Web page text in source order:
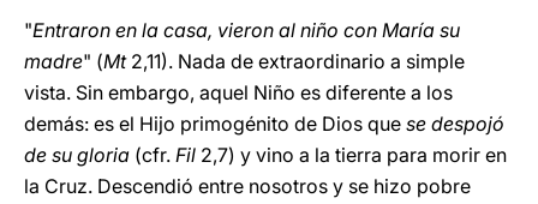
"Entraron en la casa, vieron al niño con María su
madre" (Mt2,11). Nada de extraordinario a simple
vista. Sin embargo, aquel Niño es diferente a los
demás: es el Hijo primogénito de Dios que se despojó
de su gloria (cfr. Fil 2,7) y vino a la tierra para morir en
la Cruz. Descendió entre nosotros y se hizo pobre